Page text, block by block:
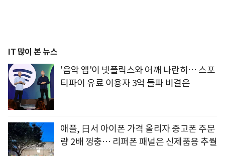
IT 많이 본 뉴스
'음악 앱'이 넷플릭스와 어깨 나란히… 스포
티파이 유료 이용자 3억 돌파 비결은
애플, 日서 아이폰 가격 올리자 중고폰 주문
량 2배 껑충… 리퍼폰 패널은 신제품용 추월